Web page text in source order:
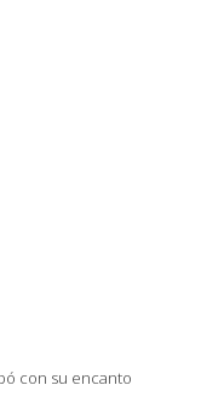
con su encanto